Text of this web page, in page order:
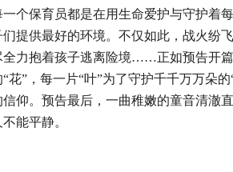
一个保育员都是在用生命爱护与守护着
提供最好的环境。不仅如此，战火纷
全力抱着孩子逃离险境……正如预告开
花”，每一片“叶”为了守护千千万万朵
信仰。预告最后，一曲稚嫩的童音清澈
能平静。